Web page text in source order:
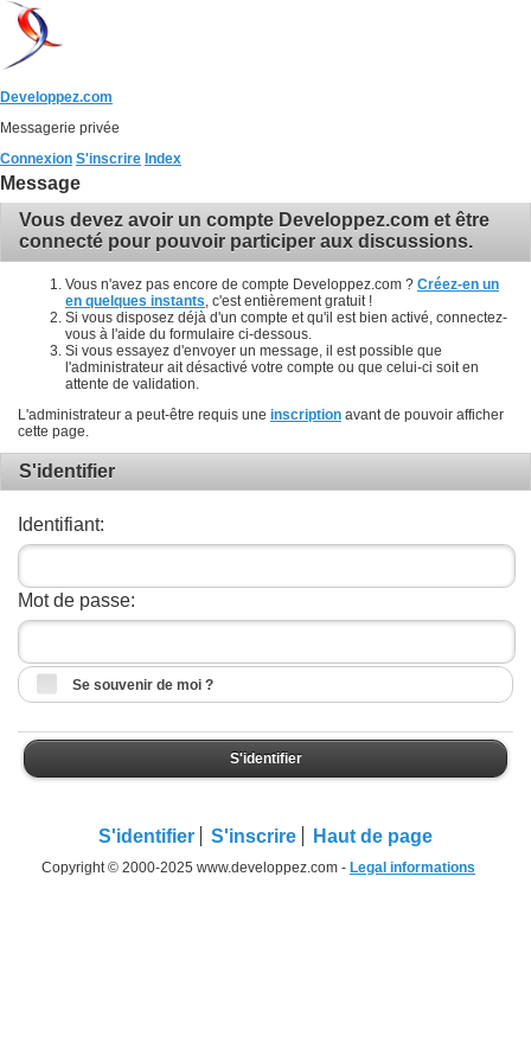
Developpez.com
Messagerie privée
Connexion S'inscrire Index
Message
Vous devez avoir un compte Developpez.com et être
connecté pour pouvoir participer aux discussions.
Vous n'avez pas encore de compte Developpez.com ? Créez-en un
en quelques instants , c'est entièrement gratuit !
Si vous disposez déjà d'un compte et qu'il est bien activé, connectez-
vous à l'aide du formulaire ci-dessous.
Si vous essayez d'envoyer un message, il est possible que
l'administrateur ait désactivé votre compte ou que celui-ci soit en
attente de validation.
L'administrateur a peut-être requis une inscription avant de pouvoir afficher
cette page.
S'identifier
Identifiant:
Mot de passe:
Se souvenir de moi ?
S'identifier
S'identifier S'inscrire Haut de page
Copyright © 2000-2025 www.developpez.com - Legal informations